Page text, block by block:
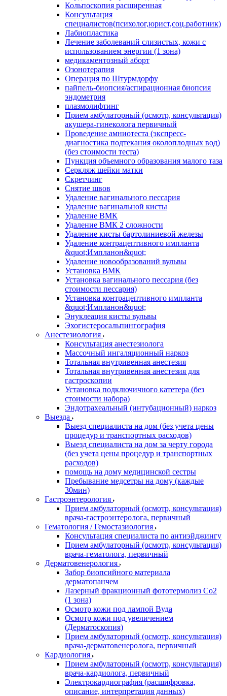
Кольпоскопия расширенная
Консультация
специалистов(психолог,юрист,соц.работник)
Лабиопластика
Лечение заболеваний слизистых, кожи с
использованием энергии (1 зона)
медикаментозный аборт
Озонотерапия
Операция по Штурмдорфу
пайпель-биопсия/аспирационная биопсия
эндометрия
плазмолифтинг
Прием амбулаторный (осмотр, консультация)
акушера-гинеколога первичный
Проведение амниотеста (экспресс-
диагностика подтекания околоплодных вод)
(без стоимости теста)
Пункция объемного образования малого таза
Серкляж шейки матки
Скретчинг
Снятие швов
Удаление вагинального пессария
Удаление вагинальной кисты
Удаление ВМК
Удаление ВМК 2 сложности
Удаление кисты бартолиниевой железы
Удаление контрацептивного импланта
&quot;Импланон&quot;
Удаление новообразований вульвы
Установка ВМК
Установка вагинального пессария (без
стоимости пессария)
Установка контрацептивного импланта
&quot;Импланон&quot;
Энуклеация кисты вульвы
Эхогистеросальпингография
Анестезиология
Консультация анестезиолога
Массочный ингаляционный наркоз
Тотальная внутривенная анестезия
Тотальная внутривенная анестезия для
гастроскопии
Установка подключичного катетера (без
стоимости набора)
Эндотрахеальный (интубационный) наркоз
Выезда
Выезд специалиста на дом (без учета цены
процедур и транспортных расходов)
Выезд специалиста на дом за черту города
(без учета цены процедур и транспортных
расходов)
помощь на дому медицинской сестры
Пребывание медсетры на дому (каждые
30мин)
Гастроэнтерология
Прием амбулаторный (осмотр, консультация)
врача-гастроэнтеролога, первичный
Гематология / Гемостазиология
Консультация специалиста по антиэйджингу
Прием амбулаторный (осмотр, консультация)
врача-гематолога, первичный
Дерматовенерология
Забор биопсийного материала
дерматопанчем
Лазерный фракционный фототермолиз Со2
(1 зона)
Осмотр кожи под лампой Вуда
Осмотр кожи под увеличением
(Дерматоскопия)
Прием амбулаторный (осмотр, консультация)
врача-дерматовенеролога, первичный
Кардиология
Прием амбулаторный (осмотр, консультация)
врача-кардиолога, первичный
Электрокардиография (расшифровка,
описание, интерпретация данных)